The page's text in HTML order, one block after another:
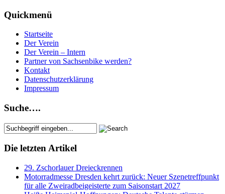
Quickmenü
Startseite
Der Verein
Der Verein – Intern
Partner von Sachsenbike werden?
Kontakt
Datenschutzerklärung
Impressum
Suche….
Die letzten Artikel
29. Zschorlauer Dreieckrennen
Motorradmesse Dresden kehrt zurück: Neuer Szenetreffpunkt
für alle Zweiradbeigeisterte zum Saisonstart 2027